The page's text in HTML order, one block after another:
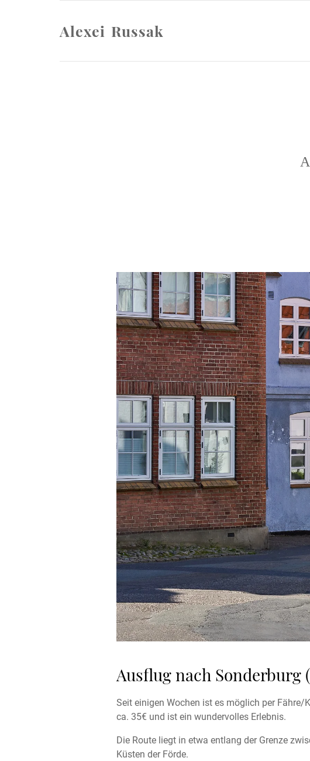
Alexei Russak
Ausflug nach Sonderburg
Seit einigen Wochen ist es möglich per
ca. 35€ und ist ein wundervolles Erlebnis.
Die Route liegt in etwa entlang der Grenze
Küsten der Förde.